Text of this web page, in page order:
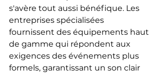
s'avère tout aussi bénéfique. Les
entreprises spécialisées
fournissent des équipements haut
de gamme qui répondent aux
exigences des événements plus
formels, garantissant un son clair